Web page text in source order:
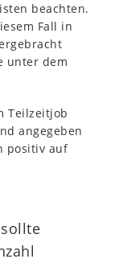
beachten.
Fall in
unter dem
Teilzeitjob
angegeben
positiv auf